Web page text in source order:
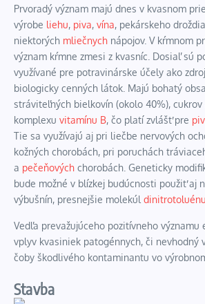
Prvoradý význam majú dnes v kvasnom
výrobe liehu, piva, vína, pekárskeho
niektorých mliečnych nápojov. V kŕmnom
význam kŕmne zmesi z kvasníc. Dosiaľ sú
využívané pre potravinárske účely ako zdroj
biologicky cenných látok. Majú bohatý
stráviteľných bielkovín (okolo 40%), cukrov
komplexu vitamínu B, čo platí zvlášť pre
Tie sa využívajú aj pri liečbe nervových
kožných chorobách, pri poruchách
a pečeňových chorobách. Geneticky
bude možné v blízkej budúcnosti použiť aj
výbušnín, presnejšie molekúl dinitrotoluénu
Vedľa prevažujúceho pozitívneho významu
vplyv kvasiniek patogénnych, či nevhodný
čoby škodlivého kontaminantu vo
Stavba